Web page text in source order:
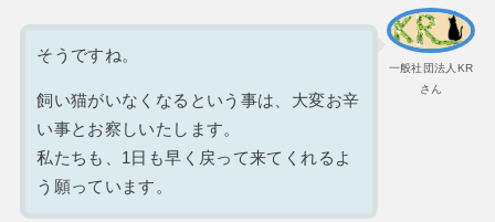
一般社団法人KR
さん
そうですね。
飼い猫がいなくなるという事は、大変お辛
い事とお察しいたします。
私たちも、1日も早く戻って来てくれるよ
う願っています。